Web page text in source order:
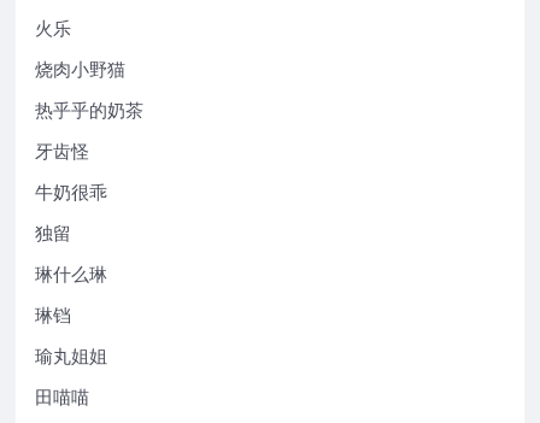
火乐
烧肉小野猫
热乎乎的奶茶
牙齿怪
牛奶很乖
独留
琳什么琳
琳铛
瑜丸姐姐
田喵喵